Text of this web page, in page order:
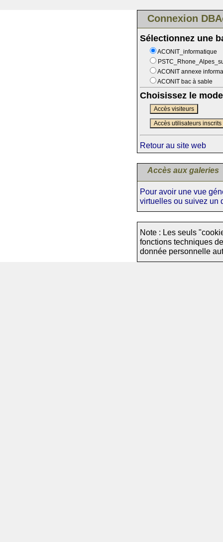
Connexion
Sélectionnez une
ACONIT_informatique
ACONIT annexe
ACONIT bac à sable
Choisissez le
Accès visiteurs
Accès utilisateurs inscrits
Retour au site web
Accès aux galeries
Pour avoir une vue
virtuelles ou suivez un
Note : Les seuls
fonctions techniques
donnée personnelle